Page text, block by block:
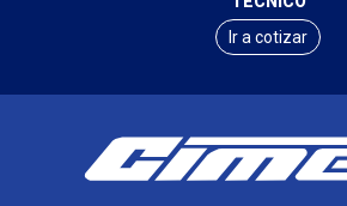
Ir a cotizar